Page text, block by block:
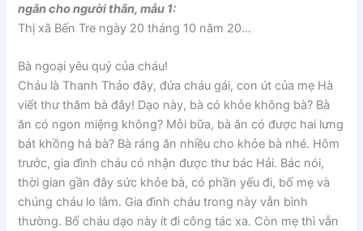
ngắn cho người thân, mẫu 1:
Thị xã Bến Tre ngày 20 tháng 10 năm 20…
Bà ngoại yêu quý của cháu!
Cháu là Thanh Thảo đây, đứa cháu gái, con út của mẹ Hà
viết thư thăm bà đây! Dạo này, bà có khỏe không bà? Bà
ăn có ngon miệng không? Mỗi bữa, bà ăn có được hai lưng
bát khồng hả bà? Bà ráng ăn nhiều cho khỏe bà nhé. Hôm
trước, gia đình cháu có nhận được thư bác Hải. Bác nói,
thời gian gần đây sức khỏe bà, có phần yếu đi, bố mẹ và
chúng cháu lo lắm. Gia đình cháu trong này vẫn bình
thường. Bố cháu dạo này ít đi công tác xa. Còn mẹ thì vẫn